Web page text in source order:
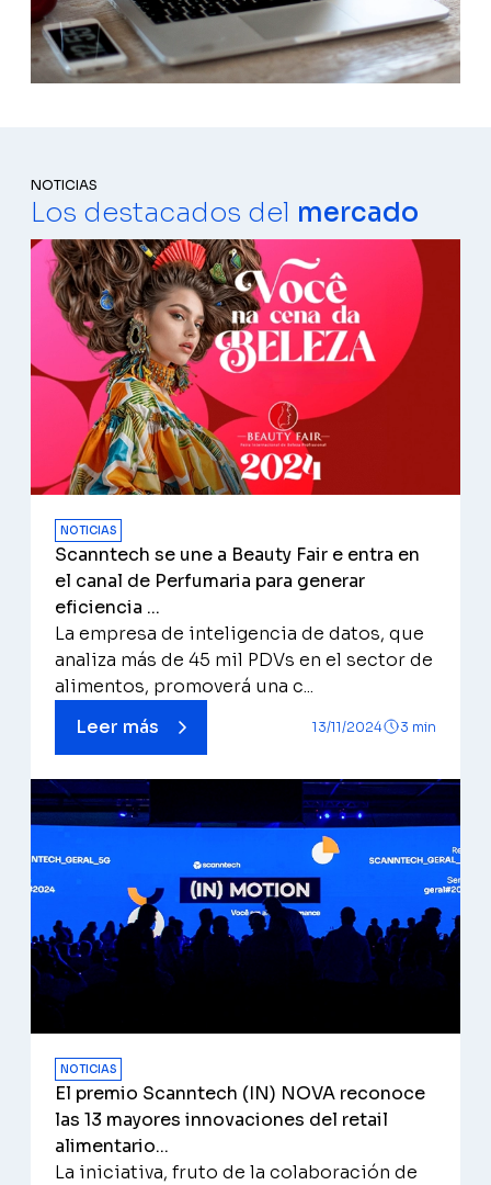
NOTICIAS
Los destacados del mercado
NOTICIAS
Scanntech se une a Beauty Fair e entra en
el canal de Perfumaria para generar
eficiencia ...
La empresa de inteligencia de datos, que
analiza más de 45 mil PDVs en el sector de
alimentos, promoverá una c...
Leer más
13/11/2024 3 min
NOTICIAS
El premio Scanntech (IN) NOVA reconoce
las 13 mayores innovaciones del retail
alimentario...
La iniciativa, fruto de la colaboración de